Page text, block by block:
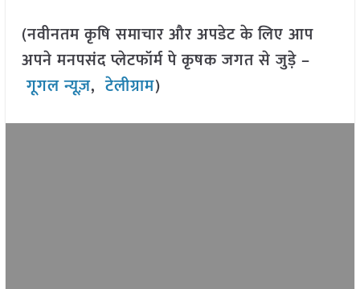
(नवीनतम कृषि समाचार और अपडेट के लिए आप
अपने मनपसंद प्लेटफॉर्म पे कृषक जगत से जुड़े –
गूगल न्यूज़,टेलीग्राम)